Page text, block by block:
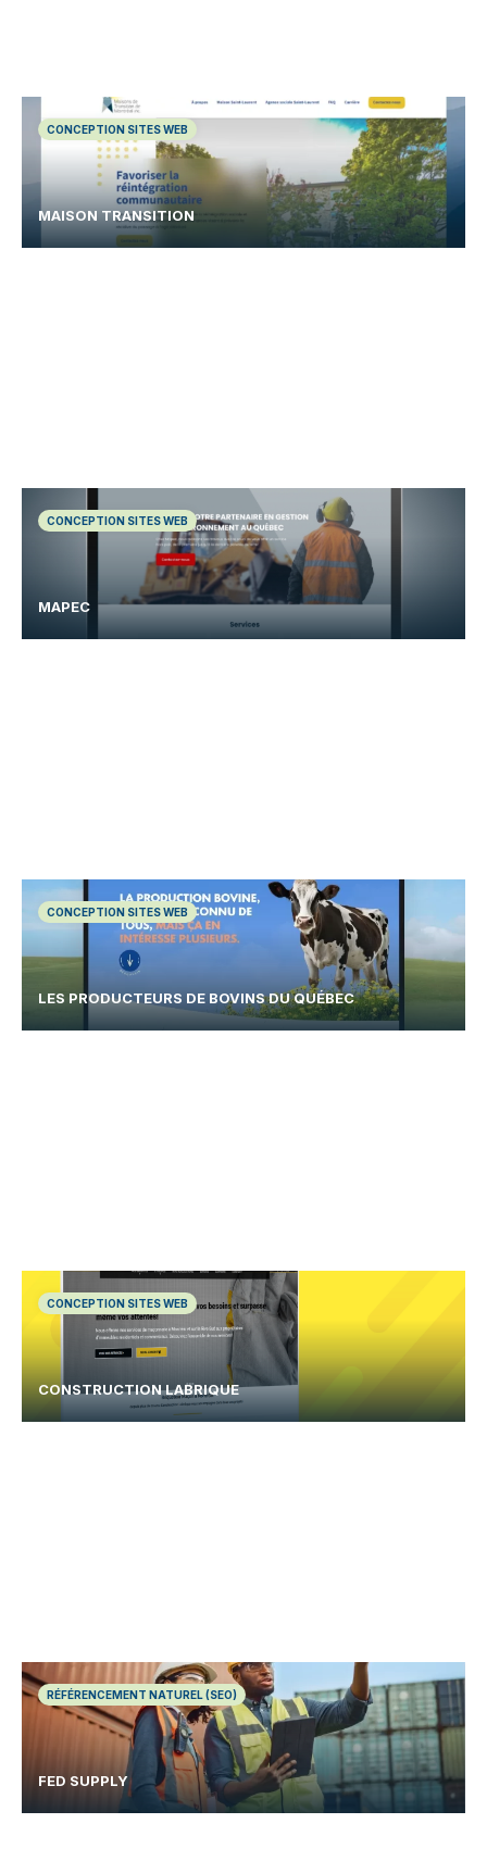
CONCEPTION SITES WEB
MAISON TRANSITION
CONCEPTION SITES WEB
MAPEC
CONCEPTION SITES WEB
LES PRODUCTEURS DE BOVINS DU QUÉBEC
CONCEPTION SITES WEB
CONSTRUCTION LABRIQUE
RÉFÉRENCEMENT NATUREL (SEO)
FED SUPPLY